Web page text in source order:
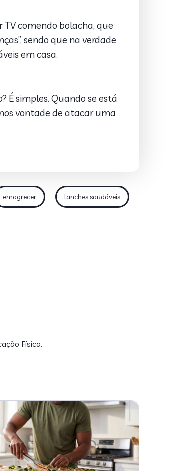
comendo bolacha, que
sendo que na verdade
em casa.
É simples. Quando se está
vontade de atacar uma
emagrecer lanches saudáveis
Física.